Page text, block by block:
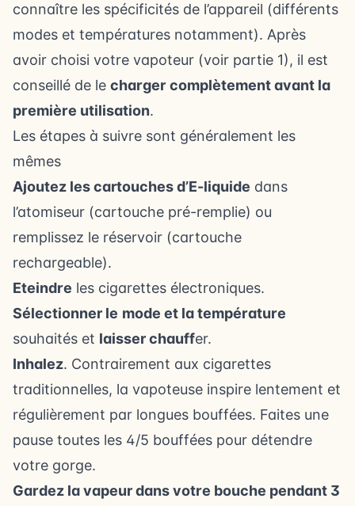
connaître les spécificités de l’appareil (différents
modes et températures notamment). Après
avoir choisi votre vapoteur (voir partie 1), il est
conseillé de le charger complètement avant la
première utilisation.
Les étapes à suivre sont généralement les
mêmes
Ajoutez les cartouches d’E-liquide dans
l’atomiseur (cartouche pré-remplie) ou
remplissez le réservoir (cartouche
rechargeable).
Eteindre les cigarettes électroniques.
Sélectionner le mode et la température
souhaités et laisser chauffer.
Inhalez. Contrairement aux cigarettes
traditionnelles, la vapoteuse inspire lentement et
régulièrement par longues bouffées. Faites une
pause toutes les 4/5 bouffées pour détendre
votre gorge.
Gardez la vapeur dans votre bouche pendant 3